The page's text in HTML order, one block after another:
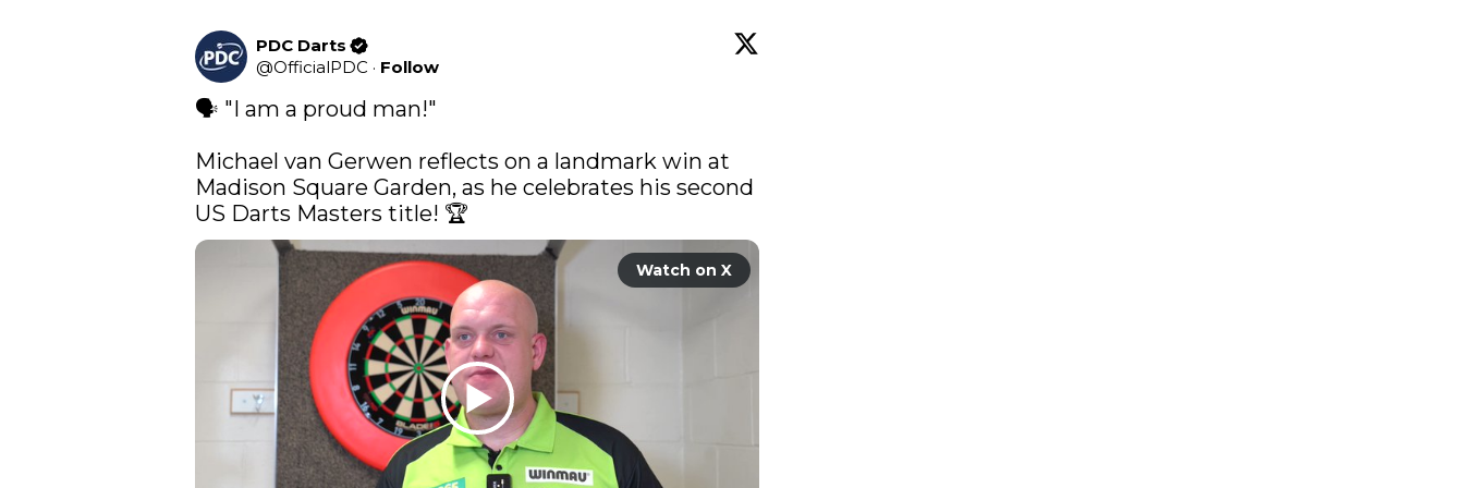
PDC Darts
@OfficialPDC · Follow
🗣️ "I am a proud man!"
Michael van Gerwen reflects on a landmark win at
Madison Square Garden, as he celebrates his second
US Darts Masters title! 🏆
Watch on X